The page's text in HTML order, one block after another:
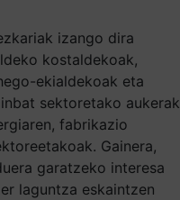
izango dira
kostaldekoak,
ekialdekoak eta
sektoretako aukerak
fabrikazio
Gainera,
garatzeko interesa
laguntza eskaintzen